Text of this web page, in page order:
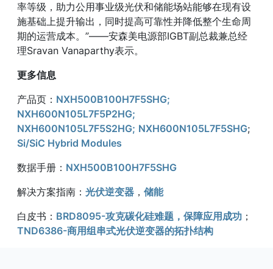
率等级，助力公用事业级光伏和储能场站能够在现有设
施基础上提升输出，同时提高可靠性并降低整个生命周
期的运营成本。”——安森美电源部IGBT副总裁兼总经
理Sravan Vanaparthy表示。
更多信息
产品页： NXH500B100H7F5SHG;
NXH600N105L7F5P2HG;
NXH600N105L7F5S2HG; NXH600N105L7F5SHG;
Si/SiC Hybrid Modules
数据手册： NXH500B100H7F5SHG
解决方案指南： 光伏逆变器 ， 储能
白皮书： BRD8095-攻克碳化硅难题，保障应用成功 ；
TND6386-商用组串式光伏逆变器的拓扑结构